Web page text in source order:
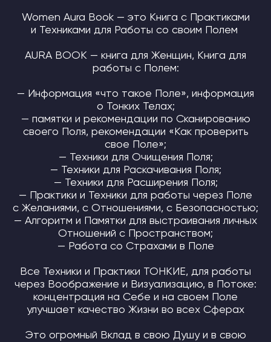
Women Aura Book — это Книга с Практиками
и Техниками для Работы со своим Полем
AURA BOOK — книга для Женщин, Книга для
работы с Полем:
— Информация «что такое Поле», информация
о Тонких Телах;
— памятки и рекомендации по Сканированию
своего Поля, рекомендации «Как проверить
свое Поле»;
— Техники для Очищения Поля;
— Техники для Раскачивания Поля;
— Техники для Расширения Поля;
— Практики и Техники для работы через Поле
с Желаниями, с Отношениями, с Безопасностью;
— Алгоритм и Памятки для выстраивания личных
Отношений с Пространством;
— Работа со Страхами в Поле
Все Техники и Практики ТОНКИЕ, для работы
через Воображение и Визуализацию, в Потоке:
концентрация на Себе и на своем Поле
улучшает качество Жизни во всех Сферах
Это огромный Вклад в свою Душу и в свою